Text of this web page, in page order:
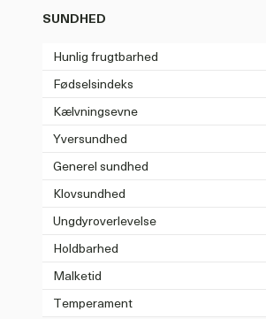
SUNDHED
Hunlig frugtbarhed
Fødselsindeks
Kælvningsevne
Yversundhed
Generel sundhed
Klovsundhed
Ungdyroverlevelse
Holdbarhed
Malketid
Temperament